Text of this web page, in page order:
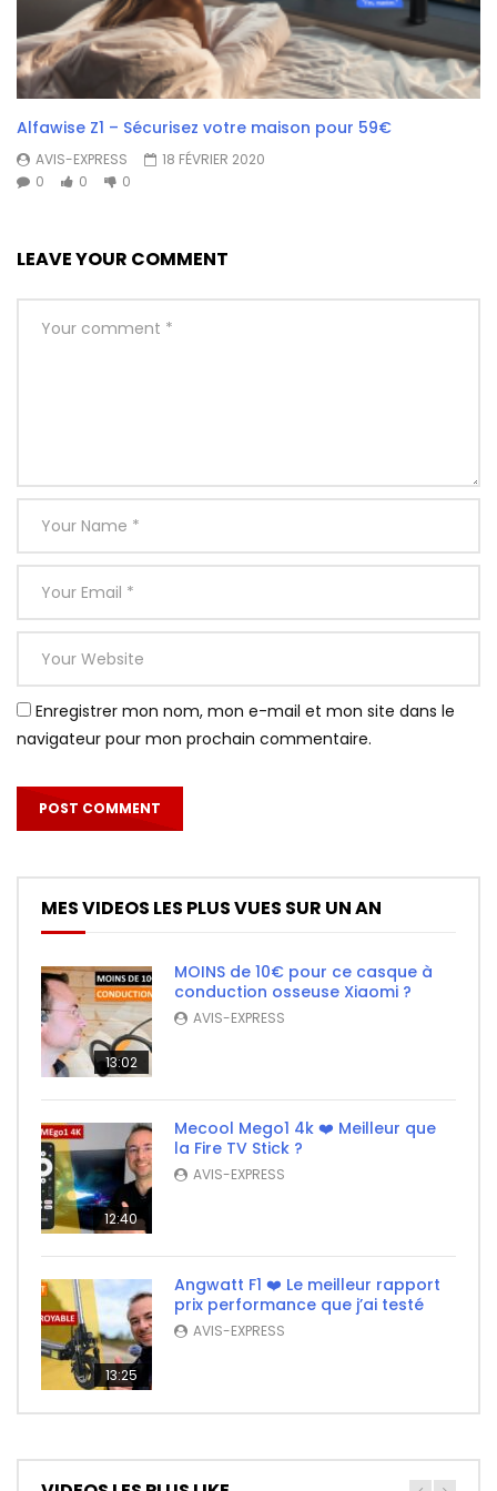
Alfawise Z1 – Sécurisez votre maison pour 59€
AVIS-EXPRESS
18 FÉVRIER 2020
0
0 0
LEAVE YOUR COMMENT
Enregistrer mon nom, mon e-mail et mon site dans le
navigateur pour mon prochain commentaire.
MES VIDEOS LES PLUS VUES SUR UN AN
13:02
MOINS de 10€ pour ce casque à
conduction osseuse Xiaomi ?
AVIS-EXPRESS
12:40
Mecool Mego1 4k ❤️ Meilleur que
la Fire TV Stick ?
AVIS-EXPRESS
13:25
Angwatt F1 ❤️ Le meilleur rapport
prix performance que j’ai testé
AVIS-EXPRESS